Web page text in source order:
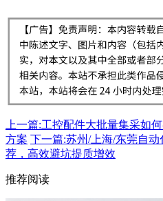
上一篇:工控配件大批量集采如
方案 下一篇:苏州/上海/东莞自
荐，高效避坑提质增效
推荐阅读